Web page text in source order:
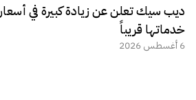
ديب سيك تعلن عن زيادة كبيرة في أسعار
خدماتها قريباً
6 أغسطس 2026